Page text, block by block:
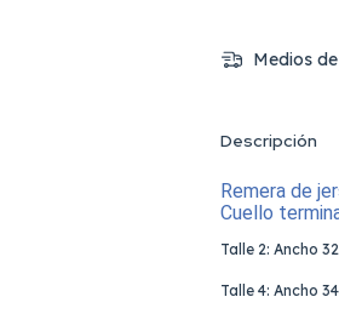
Medios
Descripción
Remera de
Cuello
Talle 2: Ancho
Talle 4: Ancho